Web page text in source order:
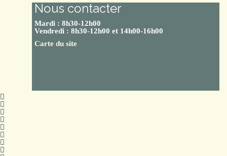
Nous contacter
Mardi : 8h30-12h00
Vendredi : 8h30-12h00 et 14h00-16h00
Carte du site